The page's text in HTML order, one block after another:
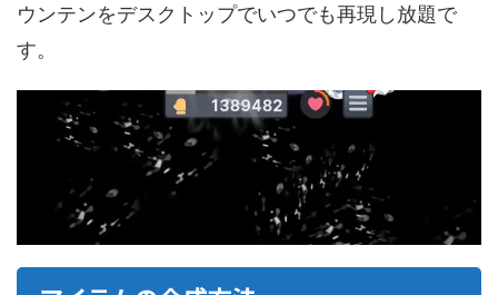
ウンテンをデスクトップでいつでも再現し放題で
す。